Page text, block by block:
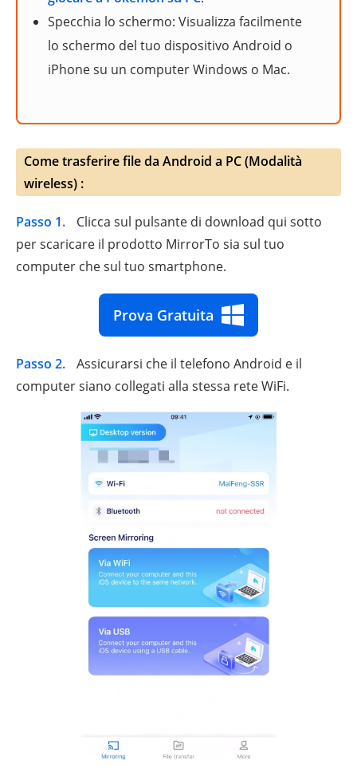
Specchia lo schermo: Visualizza facilmente
lo schermo del tuo dispositivo Android o
iPhone su un computer Windows o Mac.
Come trasferire file da Android a PC (Modalità
wireless) :
Passo 1.
Clicca sul pulsante di download qui sotto
per scaricare il prodotto MirrorTo sia sul tuo
computer che sul tuo smartphone.
Prova Gratuita
Passo 2.
Assicurarsi che il telefono Android e il
computer siano collegati alla stessa rete WiFi.